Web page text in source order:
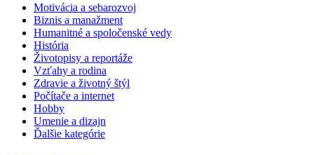
Motivácia a sebarozvoj
Biznis a manažment
Humanitné a spoločenské vedy
História
Životopisy a reportáže
Vzťahy a rodina
Zdravie a životný štýl
Počítače a internet
Hobby
Umenie a dizajn
Ďalšie kategórie